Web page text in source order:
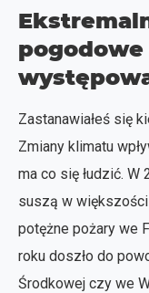
Zastanawiałeś się
Zmiany klimatu
ma co się łudzić.
suszą w większości
potężne pożary we
roku doszło do
Środkowej czy we